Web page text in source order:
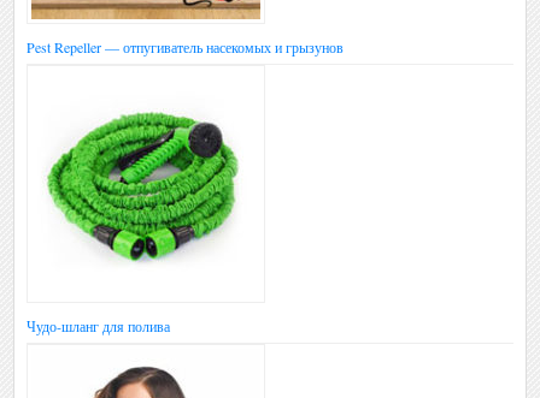
Pest Repeller — отпугиватель насекомых и грызунов
Чудо-шланг для полива